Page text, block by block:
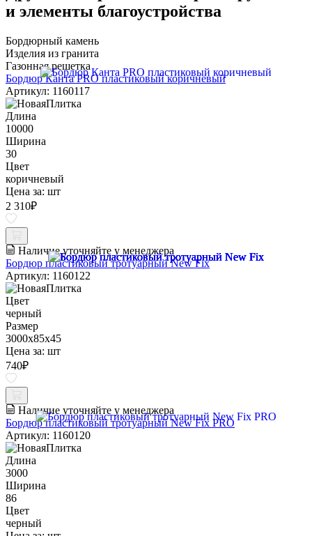
и элементы благоустройства
Бордюрный камень
Изделия из гранита
Газонная решетка
Бордюр Канта PRO пластиковый коричневый
Артикул: 1160117
Длина
10000
Ширина
30
Цвет
коричневый
Цена за: шт
2 310₽
Наличие уточняйте у менеджера
Бордюр пластиковый тротуарный New Fix
Артикул: 1160122
Цвет
черный
Размер
3000х85х45
Цена за: шт
740₽
Наличие уточняйте у менеджера
Бордюр пластиковый тротуарный New Fix PRO
Артикул: 1160120
Длина
3000
Ширина
86
Цвет
черный